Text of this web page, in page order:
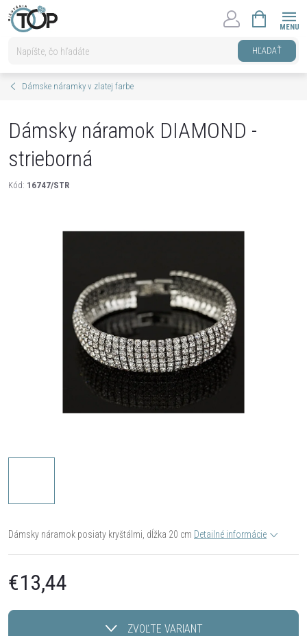
Prejsť
na
HĽADAŤ
KOŠÍK
Dámske náramky v zlatej farbe
Dámsky náramok DIAMOND -
strieborná
Kód: 16747/STR
Dámsky náramok posiaty kryštálmi, dĺžka 20 cm Detailné informácie
€13,44
cena:
ZVOĽTE VARIANT